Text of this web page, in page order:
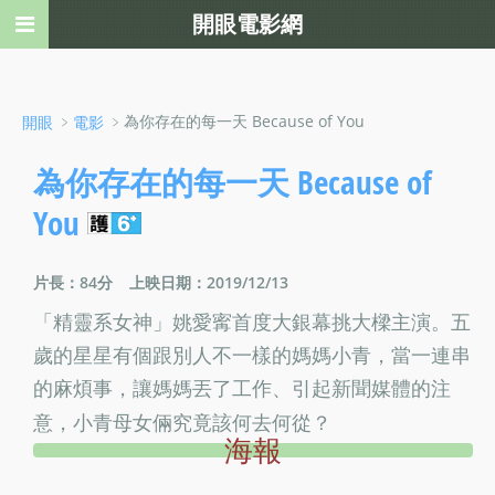
開眼 ﹥ 電影 ﹥為你存在的每一天 Because of You
為你存在的每一天 Because of
You
片長：84分 上映日期：2019/12/13
「精靈系女神」姚愛寗首度大銀幕挑大樑主演。五
歲的星星有個跟別人不一樣的媽媽小青，當一連串
的麻煩事，讓媽媽丟了工作、引起新聞媒體的注
意，小青母女倆究竟該何去何從？
海報
開眼電影網